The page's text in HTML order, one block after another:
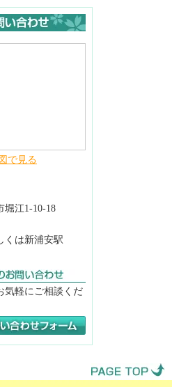
で見る
堀江1-10-18
くは新浦安駅
気軽にご相談くだ